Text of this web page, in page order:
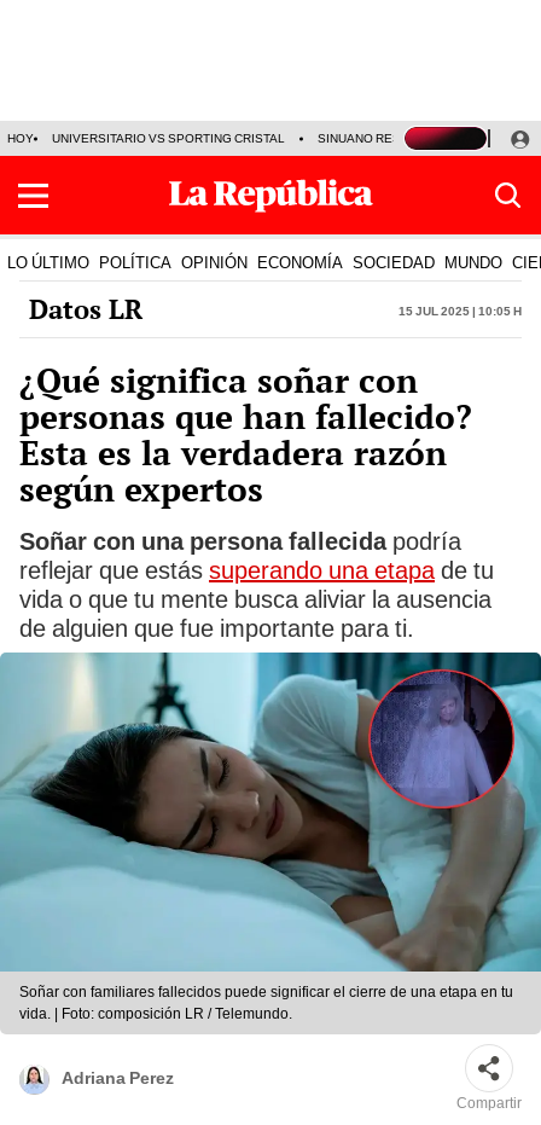
HOY UNIVERSITARIO VS SPORTING CRISTAL SINUANO RESULTADOS HOY
LO ÚLTIMO POLÍTICA OPINIÓN ECONOMÍA SOCIEDAD MUNDO
Datos LR 15 Jul 2025 | 10:05 h
¿Qué significa soñar con
personas que han fallecido?
Esta es la verdadera razón
según expertos
Soñar con una persona fallecidapodría
reflejar que estás superando una etapade tu
vida o que tu mente busca aliviar la ausencia
de alguien que fue importante para ti.
Soñar con familiares fallecidos puede significar el cierre de una etapa en tu
vida. | Foto: composición LR / Telemundo.
Adriana Perez
Compartir